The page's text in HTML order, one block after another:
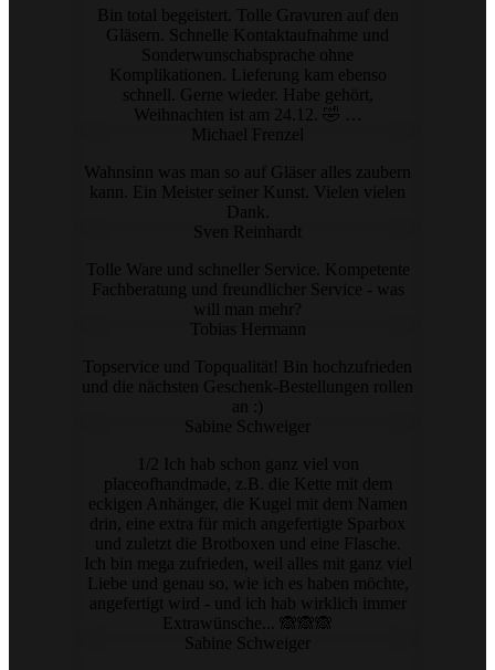
Bin total begeistert. Tolle Gravuren auf den
Gläsern. Schnelle Kontaktaufnahme und
Sonderwunschabsprache ohne
Komplikationen. Lieferung kam ebenso
schnell. Gerne wieder. Habe gehört,
Weihnachten ist am 24.12. 🤣 …
Michael Frenzel
Wahnsinn was man so auf Gläser alles zaubern
kann. Ein Meister seiner Kunst. Vielen vielen
Dank.
Sven Reinhardt
Tolle Ware und schneller Service. Kompetente
Fachberatung und freundlicher Service - was
will man mehr?
Tobias Hermann
Topservice und Topqualität! Bin hochzufrieden
und die nächsten Geschenk-Bestellungen rollen
an :)
Sabine Schweiger
1/2 Ich hab schon ganz viel von
placeofhandmade, z.B. die Kette mit dem
eckigen Anhänger, die Kugel mit dem Namen
drin, eine extra für mich angefertigte Sparbox
und zuletzt die Brotboxen und eine Flasche.
Ich bin mega zufrieden, weil alles mit ganz viel
Liebe und genau so, wie ich es haben möchte,
angefertigt wird - und ich hab wirklich immer
Extrawünsche... 🙈🙈🙈
Sabine Schweiger